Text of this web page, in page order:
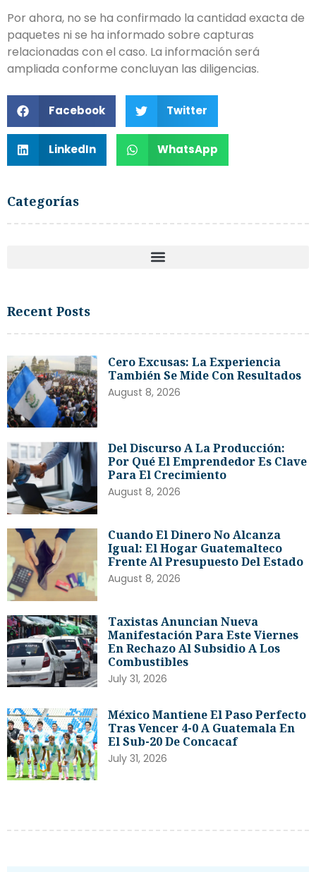
Categorías
Recent Posts
Cero Excusas: La Experiencia
También Se Mide Con Resultados
August 8, 2026
Del Discurso A La Producción:
Por Qué El Emprendedor Es Clave
Para El Crecimiento
August 8, 2026
Cuando El Dinero No Alcanza
Igual: El Hogar Guatemalteco
Frente Al Presupuesto Del Estado
August 8, 2026
Taxistas Anuncian Nueva
Manifestación Para Este Viernes
En Rechazo Al Subsidio A Los
Combustibles
July 31, 2026
México Mantiene El Paso Perfecto
Tras Vencer 4-0 A Guatemala En
El Sub-20 De Concacaf
July 31, 2026
Por ahora, no se ha confirmado la cantidad exacta de
paquetes ni se ha informado sobre capturas
relacionadas con el caso. La información será
ampliada conforme concluyan las diligencias.
Facebook Twitter
LinkedIn WhatsApp